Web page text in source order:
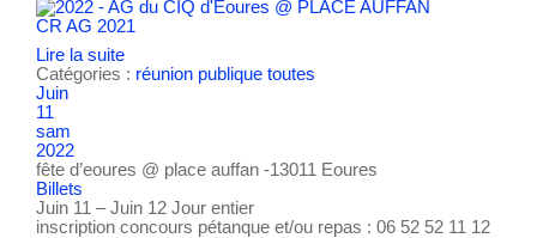
CR AG 2021
Lire la suite
Catégories : réunion publique toutes
Juin
11
sam
2022
fête d’eoures @ place auffan -13011 Eoures
Billets
Juin 11 – Juin 12 Jour entier
inscription concours pétanque et/ou repas : 06 52 52 11 12